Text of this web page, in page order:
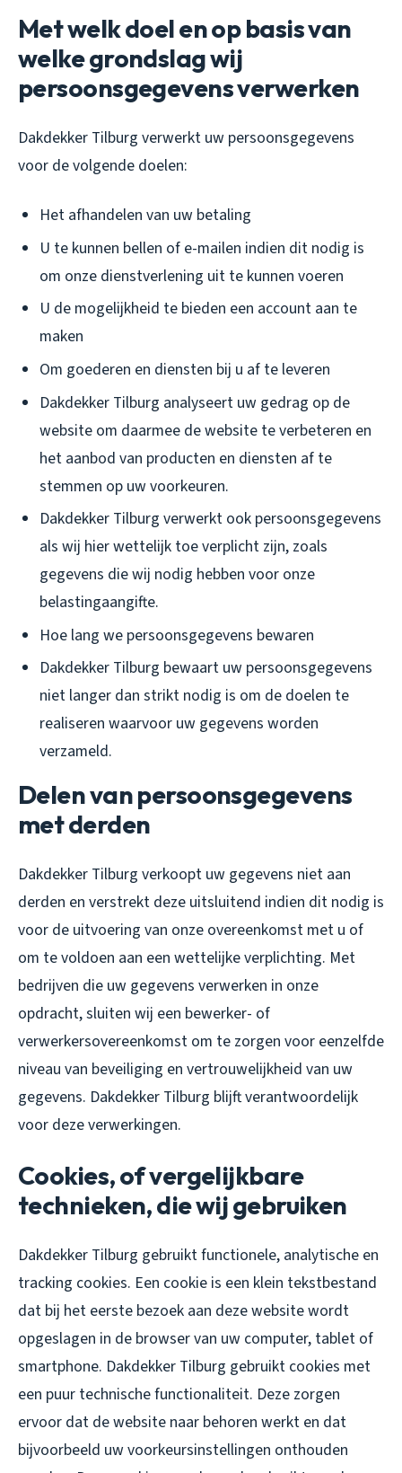
Met welk doel en op basis van
welke grondslag wij
persoonsgegevens verwerken
Dakdekker Tilburg verwerkt uw persoonsgegevens
voor de volgende doelen:
Het afhandelen van uw betaling
U te kunnen bellen of e-mailen indien dit nodig is
om onze dienstverlening uit te kunnen voeren
U de mogelijkheid te bieden een account aan te
maken
Om goederen en diensten bij u af te leveren
Dakdekker Tilburg analyseert uw gedrag op de
website om daarmee de website te verbeteren en
het aanbod van producten en diensten af te
stemmen op uw voorkeuren.
Dakdekker Tilburg verwerkt ook persoonsgegevens
als wij hier wettelijk toe verplicht zijn, zoals
gegevens die wij nodig hebben voor onze
belastingaangifte.
Hoe lang we persoonsgegevens bewaren
Dakdekker Tilburg bewaart uw persoonsgegevens
niet langer dan strikt nodig is om de doelen te
realiseren waarvoor uw gegevens worden
verzameld.
Delen van persoonsgegevens
met derden
Dakdekker Tilburg verkoopt uw gegevens niet aan
derden en verstrekt deze uitsluitend indien dit nodig is
voor de uitvoering van onze overeenkomst met u of
om te voldoen aan een wettelijke verplichting. Met
bedrijven die uw gegevens verwerken in onze
opdracht, sluiten wij een bewerker- of
verwerkersovereenkomst om te zorgen voor eenzelfde
niveau van beveiliging en vertrouwelijkheid van uw
gegevens. Dakdekker Tilburg blijft verantwoordelijk
voor deze verwerkingen.
Cookies, of vergelijkbare
technieken, die wij gebruiken
Dakdekker Tilburg gebruikt functionele, analytische en
tracking cookies. Een cookie is een klein tekstbestand
dat bij het eerste bezoek aan deze website wordt
opgeslagen in de browser van uw computer, tablet of
smartphone. Dakdekker Tilburg gebruikt cookies met
een puur technische functionaliteit. Deze zorgen
ervoor dat de website naar behoren werkt en dat
bijvoorbeeld uw voorkeursinstellingen onthouden